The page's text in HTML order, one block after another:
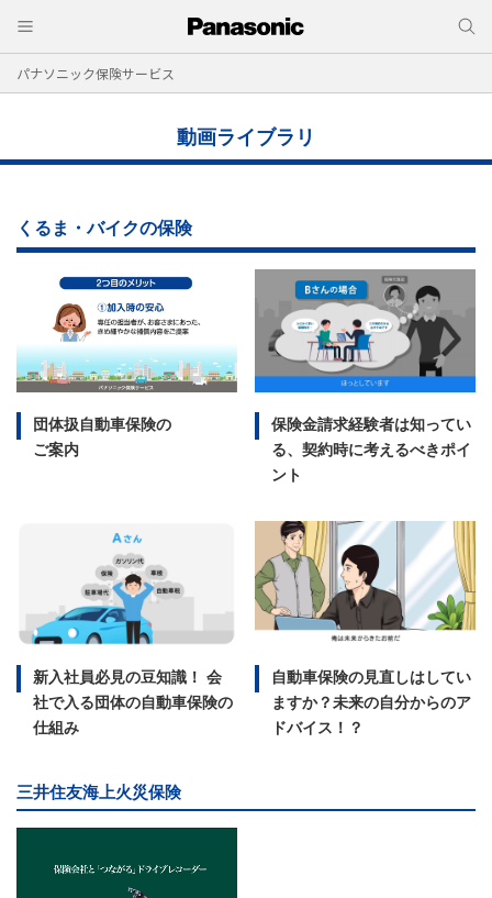
パナソニック保険サービス
動画ライブラリ
くるま・バイクの保険
団体扱自動車保険の
ご案内
保険金請求経験者は知ってい
る、契約時に考えるべきポイ
ント
新入社員必見の豆知識！ 会
社で入る団体の自動車保険の
仕組み
自動車保険の見直しはしてい
ますか？未来の自分からのア
ドバイス！？
三井住友海上火災保険